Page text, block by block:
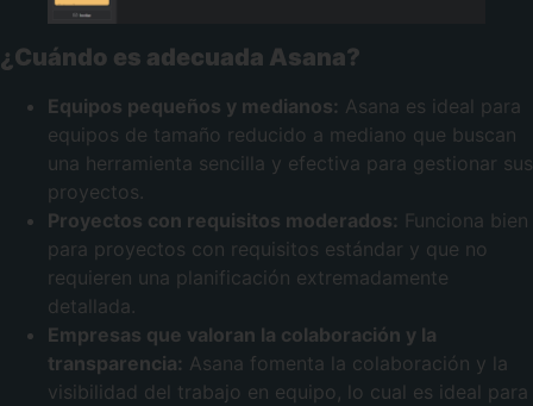
¿Cuándo es adecuada Asana?
Equipos pequeños y medianos: Asana es ideal para
equipos de tamaño reducido a mediano que buscan
una herramienta sencilla y efectiva para gestionar sus
proyectos.
Proyectos con requisitos moderados: Funciona bien
para proyectos con requisitos estándar y que no
requieren una planificación extremadamente
detallada.
Empresas que valoran la colaboración y la
transparencia: Asana fomenta la colaboración y la
visibilidad del trabajo en equipo, lo cual es ideal para